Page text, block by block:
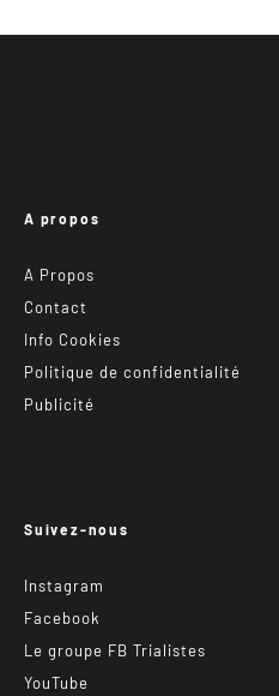
A propos
A Propos
Contact
Info Cookies
Politique de confidentialité
Publicité
Suivez-nous
Instagram
Facebook
Le groupe FB Trialistes
YouTube